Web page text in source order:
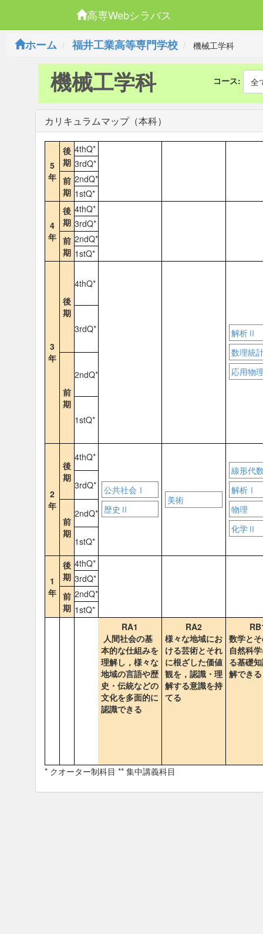
高専Webシラバス
ホーム
福井工業高等専門学校 機械工学科
機械工学科 コース: 全
カリキュラムマップ（本科）
5
年
後
期
4thQ*
3rdQ*
前
期
2ndQ*
1stQ*
4
年
後
期
4thQ*
3rdQ*
前
期
2ndQ*
1stQ*
3
年
後
期
4thQ*
解析Ⅱ
数理統
応用物
3rdQ*
前
期
2ndQ*
1stQ*
2
年
後
期
4thQ*
公共社会Ⅰ
歴史Ⅱ
美術
線形代
解析Ⅰ
物理
化学Ⅱ
3rdQ*
前
期
2ndQ*
1stQ*
1
年
後
期
4thQ*
3rdQ*
前
期
2ndQ*
1stQ*
RA1
人間社会の基
本的な仕組みを
理解し，様々な
地域の言語や歴
史・伝統などの
文化を多面的に
認識できる
RA2
様々な地域にお
ける芸術とそれ
に根ざした価値
観を，認識・理
解する意識を持
てる
数学と
自然科
る基礎
解できる
* クオーター制科目 ** 集中講義科目